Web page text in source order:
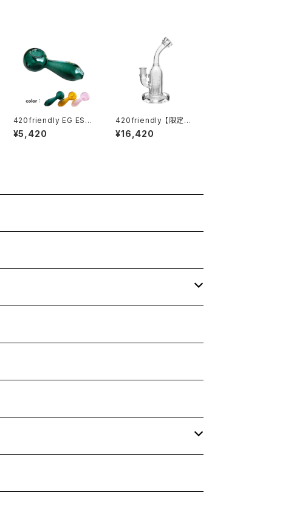
420friendly EG ESS
ENTIALS スプーン型
ガラスパイプ
¥5,420
420friendly 【限定コ
レクション】EG Glass
Tree Perc Diffuser
¥16,420